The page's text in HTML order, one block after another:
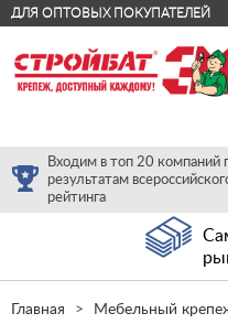
ДЛЯ ОПТОВЫХ ПОКУПАТЕЛЕЙ
Входим в топ 20 компаний
результатам
рейтинга
Главная Мебельный